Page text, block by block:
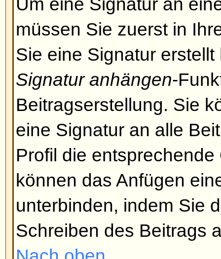
unnötigen Tags zu
zerstören oder andere
Falls HTML aktiviert wurde,
manuell für jeden Beitrag
Schreiben die entsprechende
Nach oben
Was sind Smilies?
Smilies sind kleine Bilder, die
um Gefühle auszudrücken. Es
Codes benötigt, z. B. zeigt :)
an. Die komplette Liste der
Beitrag schreiben-Seite
Sie es nicht mit zu vielen